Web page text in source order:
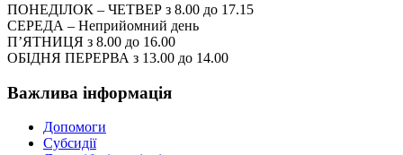
ПОНЕДІЛОК – ЧЕТВЕР з 8.00 до 17.15
СЕРЕДА – Неприйомний день
П’ЯТНИЦЯ з 8.00 до 16.00
ОБІДНЯ ПЕРЕРВА з 13.00 до 14.00
Важлива інформація
Допомоги
Субсидії